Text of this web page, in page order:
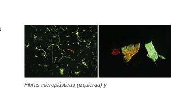
Fibras microplásticas (izquierda) y